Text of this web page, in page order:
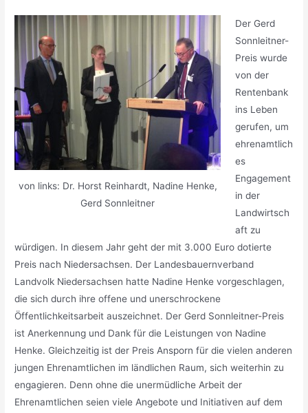
von links: Dr. Horst Reinhardt, Nadine Henke,
Gerd Sonnleitner
Der Gerd
Sonnleitner-
Preis wurde
von der
Rentenbank
ins Leben
gerufen, um
ehrenamtlich
es
Engagement
in der
Landwirtsch
aft zu
würdigen. In diesem Jahr geht der mit 3.000 Euro dotierte
Preis nach Niedersachsen. Der Landesbauernverband
Landvolk Niedersachsen hatte Nadine Henke vorgeschlagen,
die sich durch ihre offene und unerschrockene
Öffentlichkeitsarbeit auszeichnet. Der Gerd Sonnleitner-Preis
ist Anerkennung und Dank für die Leistungen von Nadine
Henke. Gleichzeitig ist der Preis Ansporn für die vielen anderen
jungen Ehrenamtlichen im ländlichen Raum, sich weiterhin zu
engagieren. Denn ohne die unermüdliche Arbeit der
Ehrenamtlichen seien viele Angebote und Initiativen auf dem